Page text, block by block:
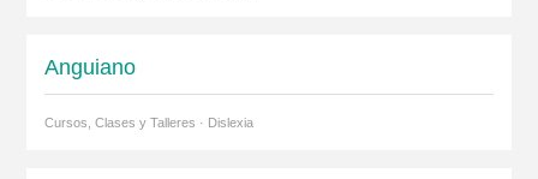
Anguiano
Cursos, Clases y Talleres · Dislexia